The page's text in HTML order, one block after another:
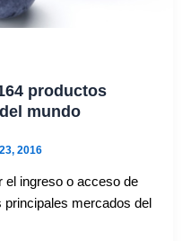
productos
mundo
2016
el ingreso o acceso de
mercados del